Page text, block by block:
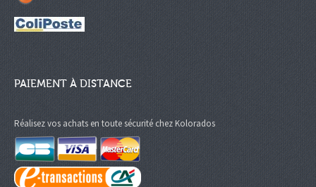
PAIEMENT À DISTANCE
Réalisez vos achats en toute sécurité chez Kolorados